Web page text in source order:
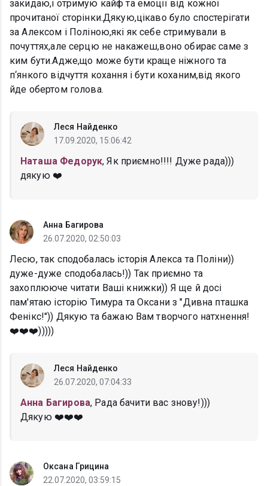
закидаю,і отримую кайф та емоції від кожної
прочитаної сторінки.Дякую,цікаво було спостерігати
за Алексом і Поліною,які як себе стримували в
почуттях,але серцю не накажеш,воно обирає саме з
ким бути.Адже,що може бути краще ніжного та
п‘янкого відчуття кохання і бути коханим,від якого
йде обертом голова.
Леся Найденко
17.09.2020, 15:06:42
Наташа Федорук, Як приємно!!!! Дуже рада)))
дякую ❤️
Анна Багирова
26.07.2020, 02:50:03
Лесю, так сподобалась історія Алекса та Поліни))
дуже-дуже сподобалась!)) Так приємно та
захоплююче читати Ваші книжки)) Я ще й досі
пам'ятаю історію Тимура та Оксани з "Дивна пташка
Фенікс!")) Дякую та бажаю Вам творчого натхнення!
❤️❤️❤️)))))
Леся Найденко
26.07.2020, 07:04:33
Анна Багирова, Рада бачити вас знову!)))
Дякую ❤️❤️❤️
Оксана Грицина
22.07.2020, 03:59:15